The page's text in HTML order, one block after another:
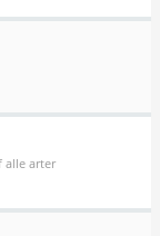
alle arter